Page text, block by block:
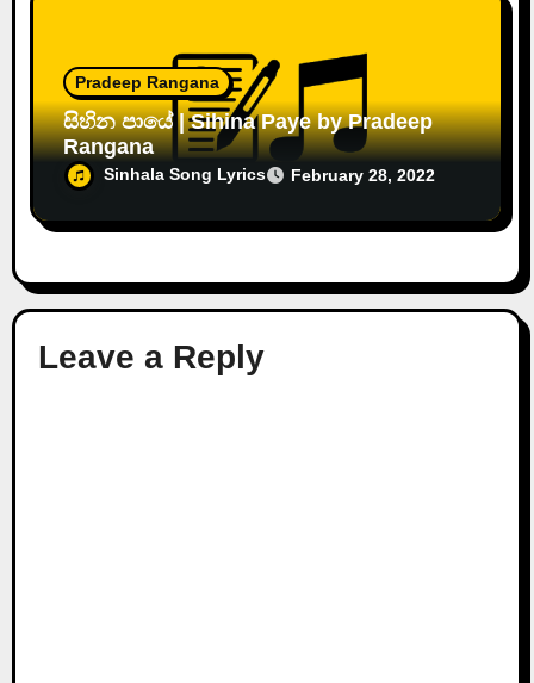
Pradeep Rangana
සිහින පායේ | Sihina Paye by Pradeep
Rangana
Sinhala Song Lyrics February 28, 2022
Leave a Reply